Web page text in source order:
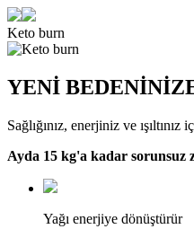
Keto burn
YENİ
Sağlığınız, enerjiniz ve
Ayda 15 kg'a kadar sorunsuz
Yağı enerjiye dönüştürür